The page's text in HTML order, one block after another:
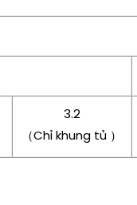
3.2
（Chỉ khung tủ ）